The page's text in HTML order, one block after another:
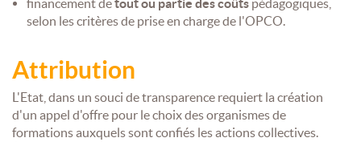
DU
NOTRE
RÉSEAU
NATIONAL
financement detout ou partie des coûtspédagogiques,
selon les critères de prise en charge de l'OPCO.
Attribution
L'Etat, dans un souci de transparence requiert la création
d'un appel d'offre pour le choix des organismes de
formations auxquels sont confiés les actions collectives.